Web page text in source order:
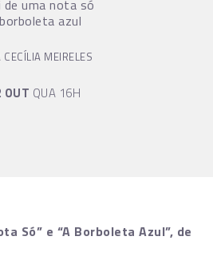
de uma nota só
azul
CECÍLIA MEIRELES
OUT QUA 16H
Só” e “A Borboleta Azul”, de